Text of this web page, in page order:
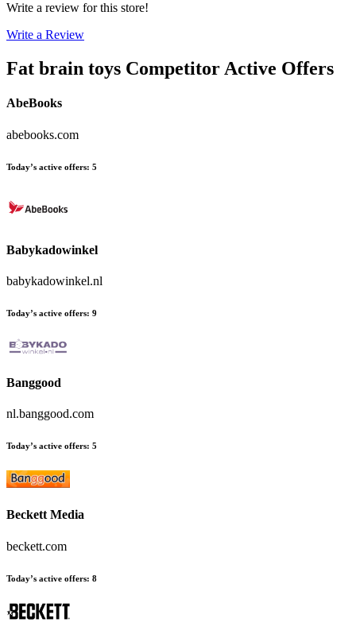
Write a review for this store!
Write a Review
Fat brain toys Competitor Active Offers
AbeBooks
abebooks.com
Today’s active offers: 5
Babykadowinkel
babykadowinkel.nl
Today’s active offers: 9
Banggood
nl.banggood.com
Today’s active offers: 5
Beckett Media
beckett.com
Today’s active offers: 8